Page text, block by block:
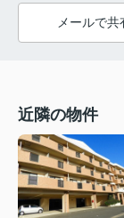
メールで共
近隣の物件